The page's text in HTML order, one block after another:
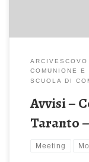
ARCIVESCOVO
COMUNIONE E
SCUOLA DI
Avvisi –
Taranto
Meeting